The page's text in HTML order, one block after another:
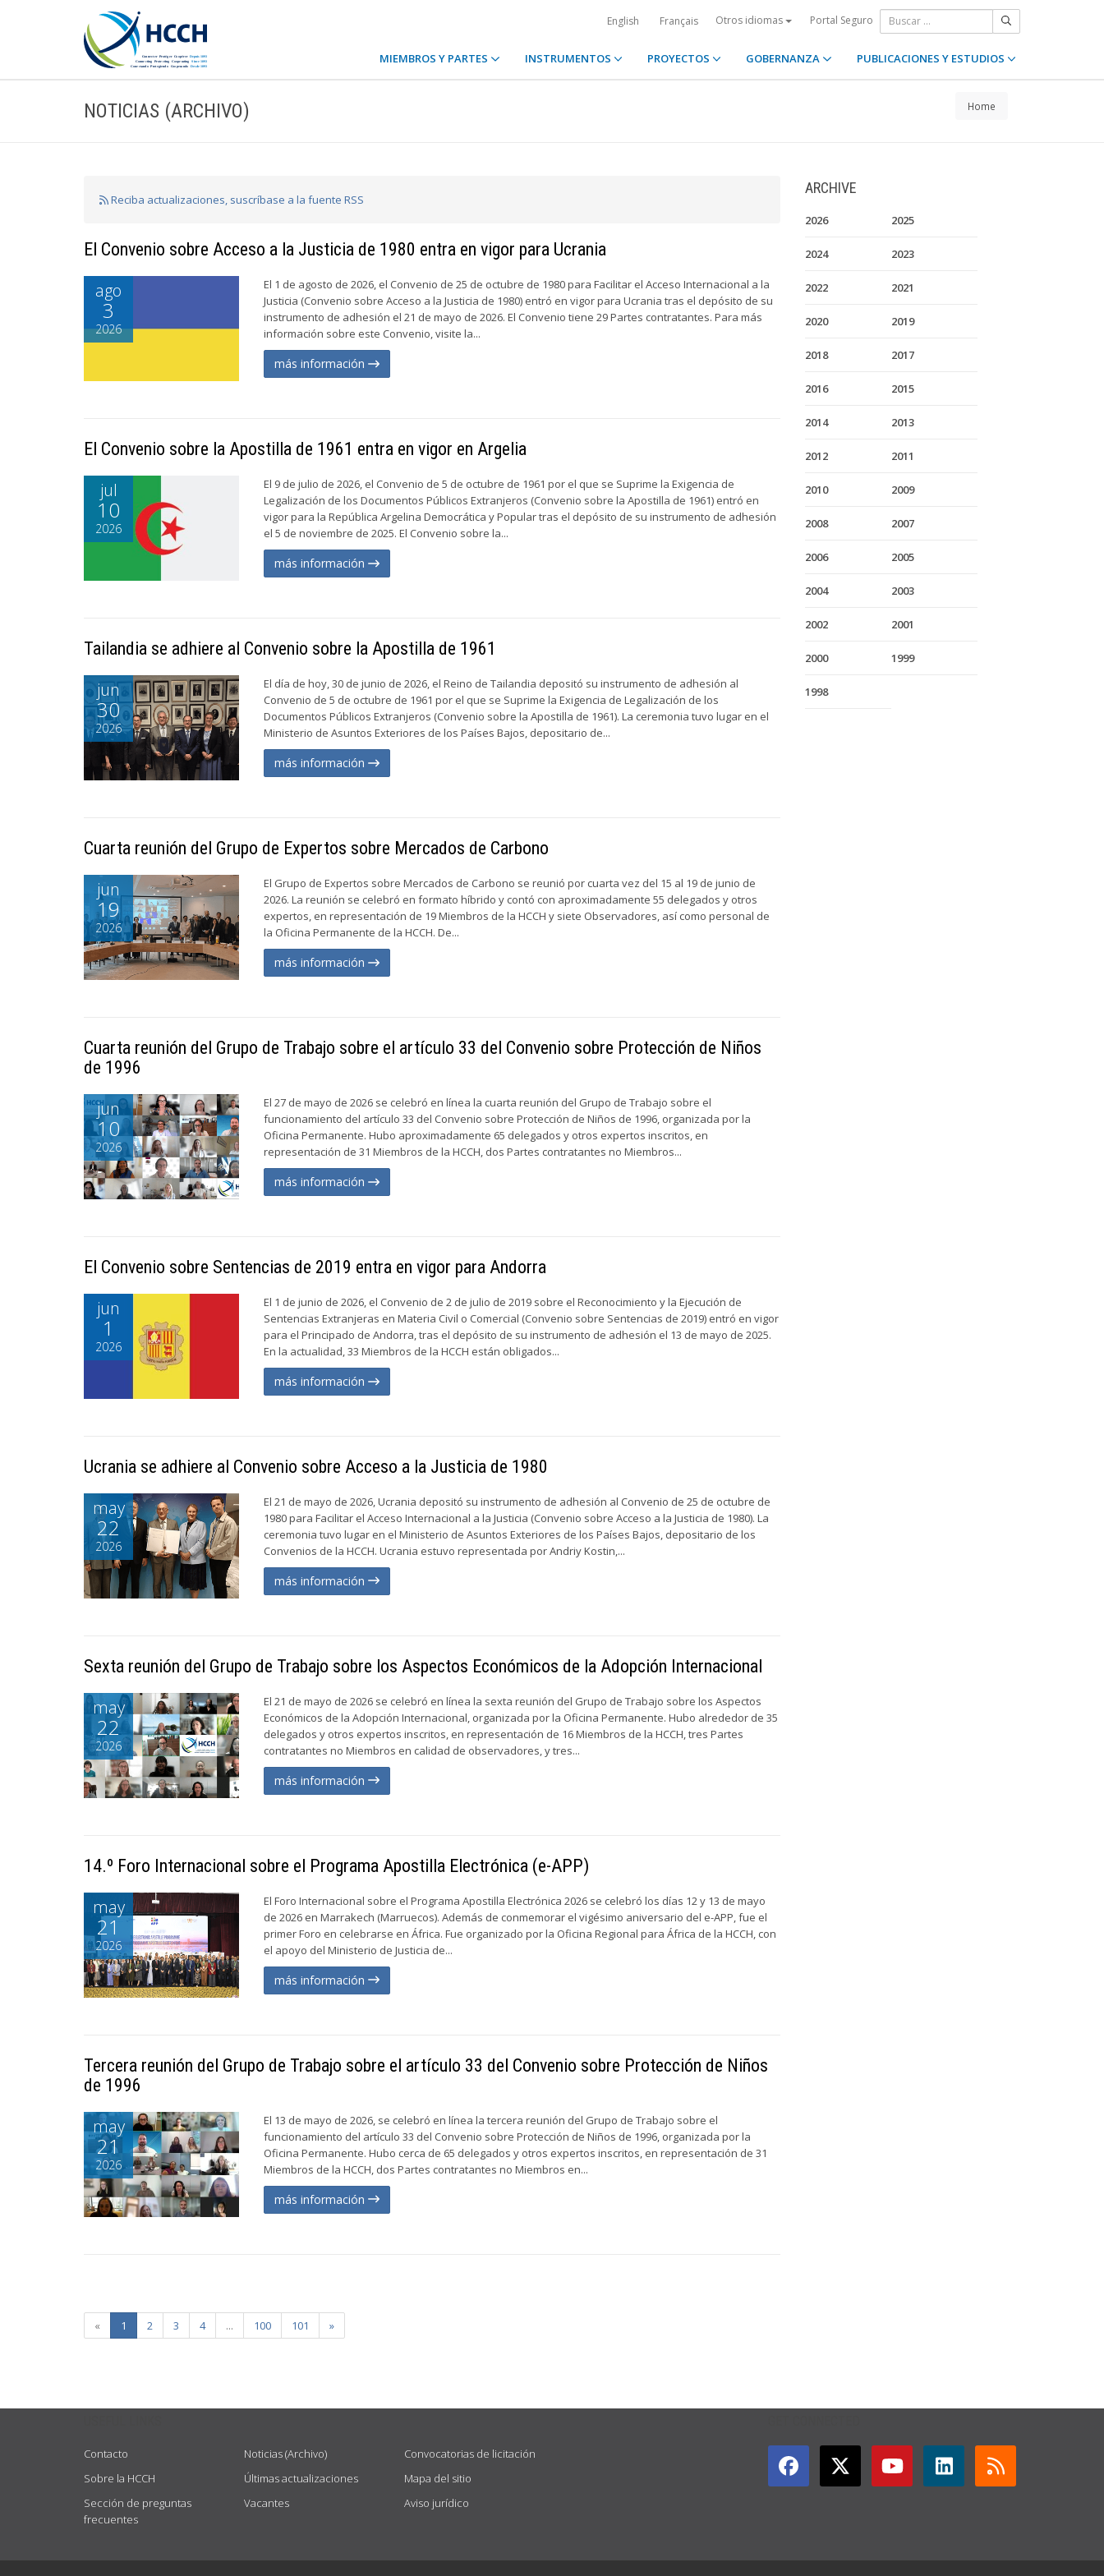
English Français Otros idiomas Portal Seguro
MIEMBROS Y PARTES INSTRUMENTOS PROYECTOS GOBERNANZA PUBLICACIONES Y ESTUDIOS
NOTICIAS (ARCHIVO) Home
Reciba actualizaciones, suscríbase a la fuente RSS
El Convenio sobre Acceso a la Justicia de 1980 entra en vigor para Ucrania
ago
3
2026
El 1 de agosto de 2026, el Convenio de 25 de octubre de 1980 para Facilitar el Acceso Internacional a la
Justicia (Convenio sobre Acceso a la Justicia de 1980) entró en vigor para Ucrania tras el depósito de su
instrumento de adhesión el 21 de mayo de 2026. El Convenio tiene 29 Partes contratantes. Para más
información sobre este Convenio, visite la...
más información
El Convenio sobre la Apostilla de 1961 entra en vigor en Argelia
jul
10
2026
El 9 de julio de 2026, el Convenio de 5 de octubre de 1961 por el que se Suprime la Exigencia de
Legalización de los Documentos Públicos Extranjeros (Convenio sobre la Apostilla de 1961) entró en
vigor para la República Argelina Democrática y Popular tras el depósito de su instrumento de adhesión
el 5 de noviembre de 2025. El Convenio sobre la...
más información
Tailandia se adhiere al Convenio sobre la Apostilla de 1961
jun
30
2026
El día de hoy, 30 de junio de 2026, el Reino de Tailandia depositó su instrumento de adhesión al
Convenio de 5 de octubre de 1961 por el que se Suprime la Exigencia de Legalización de los
Documentos Públicos Extranjeros (Convenio sobre la Apostilla de 1961). La ceremonia tuvo lugar en el
Ministerio de Asuntos Exteriores de los Países Bajos, depositario de...
más información
Cuarta reunión del Grupo de Expertos sobre Mercados de Carbono
jun
19
2026
El Grupo de Expertos sobre Mercados de Carbono se reunió por cuarta vez del 15 al 19 de junio de
2026. La reunión se celebró en formato híbrido y contó con aproximadamente 55 delegados y otros
expertos, en representación de 19 Miembros de la HCCH y siete Observadores, así como personal de
la Oficina Permanente de la HCCH. De...
más información
Cuarta reunión del Grupo de Trabajo sobre el artículo 33 del Convenio sobre Protección de Niños
de 1996
jun
10
2026
El 27 de mayo de 2026 se celebró en línea la cuarta reunión del Grupo de Trabajo sobre el
funcionamiento del artículo 33 del Convenio sobre Protección de Niños de 1996, organizada por la
Oficina Permanente. Hubo aproximadamente 65 delegados y otros expertos inscritos, en
representación de 31 Miembros de la HCCH, dos Partes contratantes no Miembros...
más información
El Convenio sobre Sentencias de 2019 entra en vigor para Andorra
jun
1
2026
El 1 de junio de 2026, el Convenio de 2 de julio de 2019 sobre el Reconocimiento y la Ejecución de
Sentencias Extranjeras en Materia Civil o Comercial (Convenio sobre Sentencias de 2019) entró en vigor
para el Principado de Andorra, tras el depósito de su instrumento de adhesión el 13 de mayo de 2025.
En la actualidad, 33 Miembros de la HCCH están obligados...
más información
Ucrania se adhiere al Convenio sobre Acceso a la Justicia de 1980
may
22
2026
El 21 de mayo de 2026, Ucrania depositó su instrumento de adhesión al Convenio de 25 de octubre de
1980 para Facilitar el Acceso Internacional a la Justicia (Convenio sobre Acceso a la Justicia de 1980). La
ceremonia tuvo lugar en el Ministerio de Asuntos Exteriores de los Países Bajos, depositario de los
Convenios de la HCCH. Ucrania estuvo representada por Andriy Kostin,...
más información
Sexta reunión del Grupo de Trabajo sobre los Aspectos Económicos de la Adopción Internacional
may
22
2026
El 21 de mayo de 2026 se celebró en línea la sexta reunión del Grupo de Trabajo sobre los Aspectos
Económicos de la Adopción Internacional, organizada por la Oficina Permanente. Hubo alrededor de 35
delegados y otros expertos inscritos, en representación de 16 Miembros de la HCCH, tres Partes
contratantes no Miembros en calidad de observadores, y tres...
más información
14.º Foro Internacional sobre el Programa Apostilla Electrónica (e-APP)
may
21
2026
El Foro Internacional sobre el Programa Apostilla Electrónica 2026 se celebró los días 12 y 13 de mayo
de 2026 en Marrakech (Marruecos). Además de conmemorar el vigésimo aniversario del e-APP, fue el
primer Foro en celebrarse en África. Fue organizado por la Oficina Regional para África de la HCCH, con
el apoyo del Ministerio de Justicia de...
más información
Tercera reunión del Grupo de Trabajo sobre el artículo 33 del Convenio sobre Protección de Niños
de 1996
may
21
2026
El 13 de mayo de 2026, se celebró en línea la tercera reunión del Grupo de Trabajo sobre el
funcionamiento del artículo 33 del Convenio sobre Protección de Niños de 1996, organizada por la
Oficina Permanente. Hubo cerca de 65 delegados y otros expertos inscritos, en representación de 31
Miembros de la HCCH, dos Partes contratantes no Miembros en...
más información
« 1 2 3 4 ... 100 101 »
ARCHIVE
2026 2025
2024 2023
2022 2021
2020 2019
2018 2017
2016 2015
2014 2013
2012 2011
2010 2009
2008 2007
2006 2005
2004 2003
2002 2001
2000 1999
1998
Contacto
Sobre la HCCH
Sección de preguntas
frecuentes
Noticias (Archivo)
Últimas actualizaciones
Vacantes
Convocatorias de licitación
Mapa del sitio
Aviso jurídico